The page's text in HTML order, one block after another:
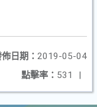
日期： 2019-05-04
點擊率： 531 |